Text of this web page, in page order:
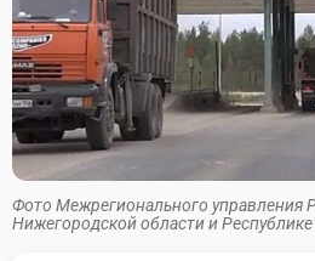
Фото Межрегионального управления
Нижегородской области и